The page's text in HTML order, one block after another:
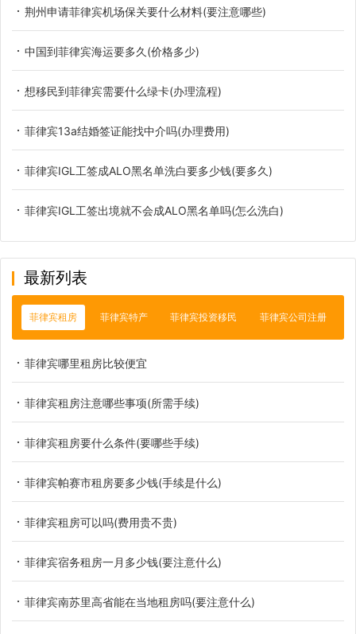
荆州申请菲律宾机场保关要什么材料(要注意哪些)
中国到菲律宾海运要多久(价格多少)
想移民到菲律宾需要什么绿卡(办理流程)
菲律宾13a结婚签证能找中介吗(办理费用)
菲律宾IGL工签成ALO黑名单洗白要多少钱(要多久)
菲律宾IGL工签出境就不会成ALO黑名单吗(怎么洗白)
最新列表
菲律宾租房 菲律宾特产 菲律宾投资移民 菲律宾公司注册
菲律宾哪里租房比较便宜
菲律宾租房注意哪些事项(所需手续)
菲律宾租房要什么条件(要哪些手续)
菲律宾帕赛市租房要多少钱(手续是什么)
菲律宾租房可以吗(费用贵不贵)
菲律宾宿务租房一月多少钱(要注意什么)
菲律宾南苏里高省能在当地租房吗(要注意什么)